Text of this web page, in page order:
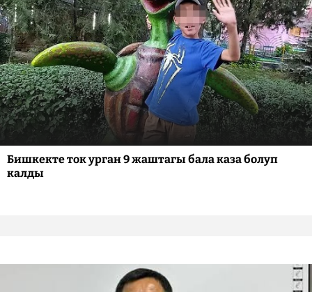
Бишкекте ток урган 9 жаштагы бала каза болуп
калды